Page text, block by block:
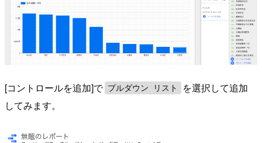
[コントロールを追加]で プルダウン リスト
を選択して追加
してみます。